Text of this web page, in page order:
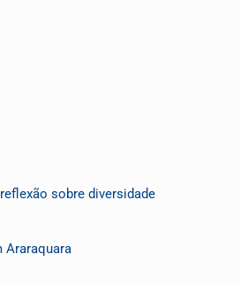
sobre diversidade
Araraquara